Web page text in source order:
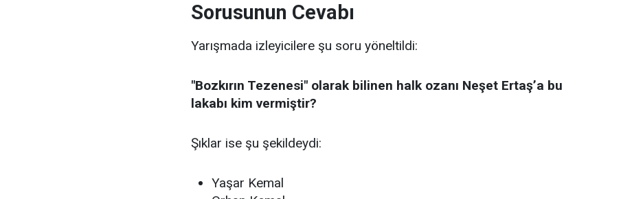
Sorusunun Cevabı
Yarışmada izleyicilere şu soru yöneltildi:
"Bozkırın Tezenesi" olarak bilinen halk ozanı Neşet Ertaş’a bu
lakabı kim vermiştir?
Şıklar ise şu şekildeydi:
Yaşar Kemal